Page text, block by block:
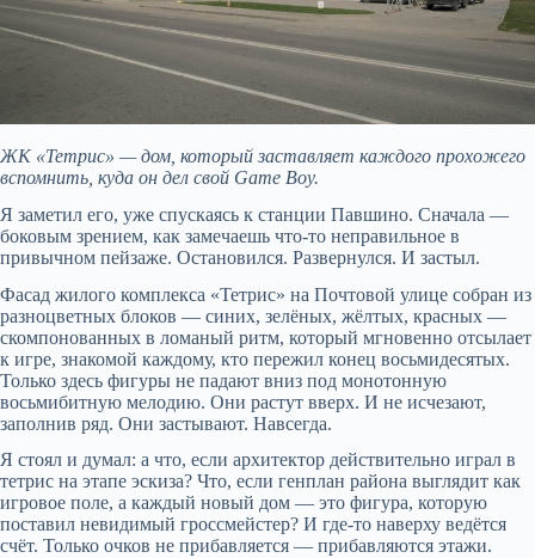
ЖК «Тетрис» — дом, который заставляет каждого прохожего
вспомнить, куда он дел свой Game Boy.
Я заметил его, уже спускаясь к станции Павшино. Сначала —
боковым зрением, как замечаешь что-то неправильное в
привычном пейзаже. Остановился. Развернулся. И застыл.
Фасад жилого комплекса «Тетрис» на Почтовой улице собран из
разноцветных блоков — синих, зелёных, жёлтых, красных —
скомпонованных в ломаный ритм, который мгновенно отсылает
к игре, знакомой каждому, кто пережил конец восьмидесятых.
Только здесь фигуры не падают вниз под монотонную
восьмибитную мелодию. Они растут вверх. И не исчезают,
заполнив ряд. Они застывают. Навсегда.
Я стоял и думал: а что, если архитектор действительно играл в
тетрис на этапе эскиза? Что, если генплан района выглядит как
игровое поле, а каждый новый дом — это фигура, которую
поставил невидимый гроссмейстер? И где-то наверху ведётся
счёт. Только очков не прибавляется — прибавляются этажи.